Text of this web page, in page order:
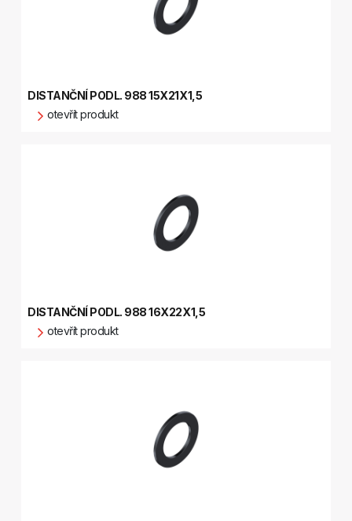
DISTANČNÍ PODL. 988 15X21X1,5
otevřít produkt
DISTANČNÍ PODL. 988 16X22X1,5
otevřít produkt